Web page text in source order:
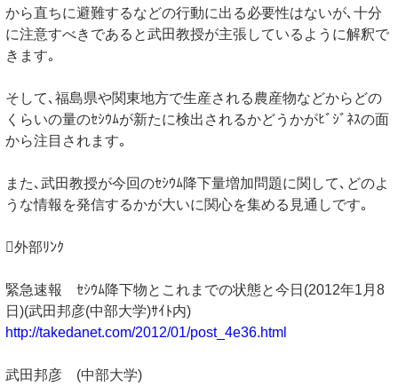
から直ちに避難するなどの行動に出る必要性はないが､十分
に注意すべきであると武田教授が主張しているように解釈で
きます｡
そして､福島県や関東地方で生産される農産物などからどの
くらいの量のｾｼｳﾑが新たに検出されるかどうかがﾋﾞｼﾞﾈｽの面
から注目されます｡
また､武田教授が今回のｾｼｳﾑ降下量増加問題に関して､どのよ
うな情報を発信するかが大いに関心を集める見通しです｡
外部ﾘﾝｸ
緊急速報 ｾｼｳﾑ降下物とこれまでの状態と今日(2012年1月8
日)(武田邦彦(中部大学)ｻｲﾄ内)
http://takedanet.com/2012/01/post_4e36.html
武田邦彦 (中部大学)